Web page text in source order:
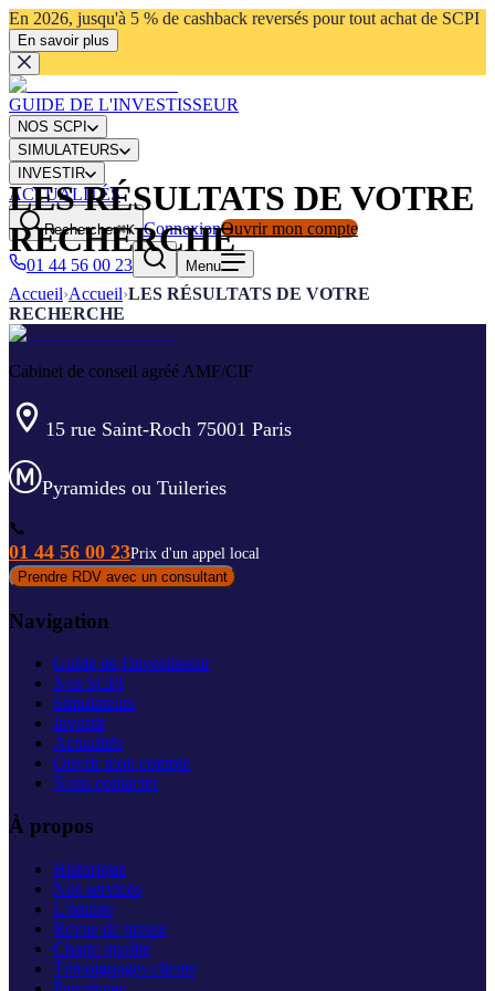
En 2026, jusqu'à 5 % de cashback reversés pour tout achat de SCPI
En savoir plus
GUIDE DE L'INVESTISSEUR
NOS SCPI
SIMULATEURS
INVESTIR
ACTUALITÉS
Rechercher⌘K ConnexionOuvrir mon compte
01 44 56 00 23
Menu
LES RÉSULTATS DE VOTRE
RECHERCHE
Accueil›Accueil›LES RÉSULTATS DE VOTRE
RECHERCHE
Cabinet de conseil agréé AMF/CIF
15 rue Saint-Roch 75001 Paris
Pyramides ou Tuileries
📞
01 44 56 00 23Prix d'un appel local
Prendre RDV avec un consultant
Navigation
Guide de l'investisseur
Nos SCPI
Simulateurs
Investir
Actualités
Ouvrir mon compte
Nous contacter
À propos
Historique
Nos services
L'équipe
Revue de presse
Charte qualité
Témoignages clients